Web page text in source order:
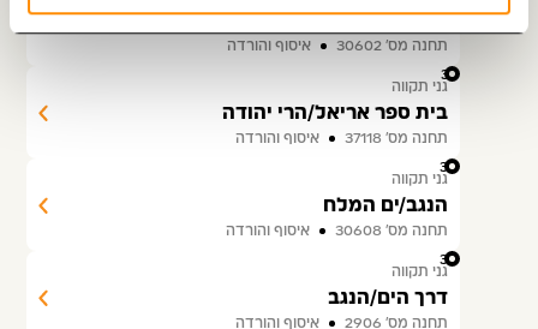
דרך המלך/טיילת התקווה
תחנה מס׳ 30602 איסוף והורדה
31
גני תקווה
בית ספר אריאל/הרי יהודה
תחנה מס׳ 37118 איסוף והורדה
32
גני תקווה
הנגב/ים המלח
תחנה מס׳ 30608 איסוף והורדה
33
גני תקווה
דרך הים/הנגב
תחנה מס׳ 2906 איסוף והורדה